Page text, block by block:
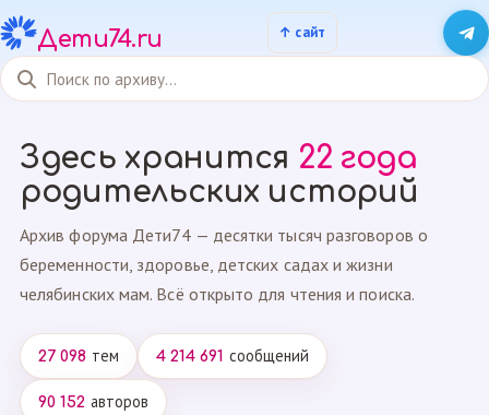
Дети74.ru
Здесь хранится 22 года
родительских историй
Архив форума Дети74 — десятки тысяч разговоров о
беременности, здоровье, детских садах и жизни
челябинских мам. Всё открыто для чтения и поиска.
27 098 тем 4 214 691 сообщений
90 152 авторов